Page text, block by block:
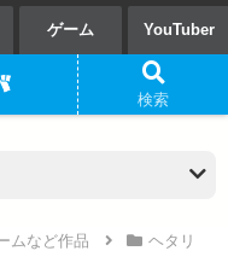
ゲーム YouTuber
ムなど作品
ヘタリ
検索